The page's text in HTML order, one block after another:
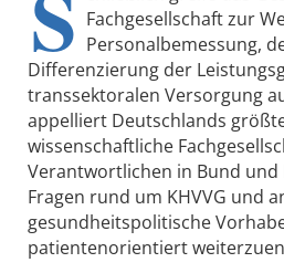
Fachgesellschaft zur
Personalbemessung,
Differenzierung der
transsektoralen Versorgung
appelliert Deutschlands
wissenschaftliche
Verantwortlichen in Bund und
Fragen rund um KHVVG und
gesundheitspolitische
patientenorientiert